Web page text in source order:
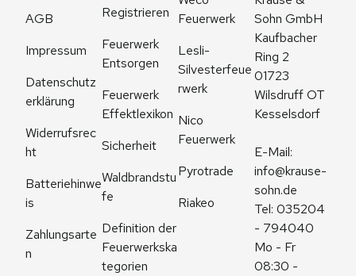
AGB
Impressum
Datenschutz
erklärung
Widerrufsrec
ht
Batteriehinwe
is
Zahlungsarte
n
Registrieren
Feuerwerk
Entsorgen
Feuerwerk
Effektlexikon
Sicherheit
Waldbrandstu
fe
Definition der
Feuerwerkska
tegorien
Feuerwerk
Lesli-
Silvesterfeue
rwerk
Nico
Feuerwerk
Pyrotrade
Riakeo
Sohn GmbH
Kaufbacher
Ring 2
01723
Wilsdruff OT
Kesselsdorf
info@krause-
sohn.de
Tel: 035204
- 794040
Mo - Fr
08:30 -